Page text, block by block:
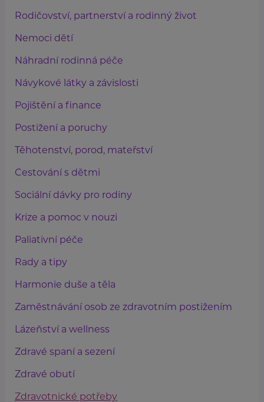
Rodičovství, partnerství a rodinný život
Nemoci dětí
Náhradní rodinná péče
Návykové látky a závislosti
Pojištění a finance
Postižení a poruchy
Těhotenství, porod, mateřství
Cestování s dětmi
Sociální dávky pro rodiny
Krize a pomoc v nouzi
Paliativní péče
Rady a tipy
Harmonie duše a těla
Zaměstnávání osob ze zdravotním postižením
Lázeňství a wellness
Zdravé spaní a sezení
Zdravé obutí
Zdravotnické potřeby